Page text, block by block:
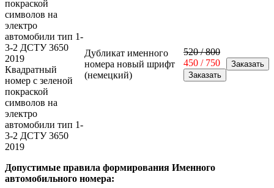
Квадратный
номер с зеленой
покраской
символов на
электро
автомобили тип 1-
3-2 ДСТУ 3650
2019
Дубликат именного
номера новый шрифт
(немецкий)
520 / 800
450 / 750
Допустимые правила формирования Именного
автомобильного номера: